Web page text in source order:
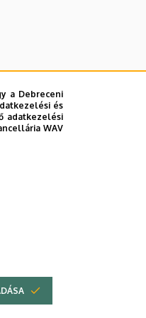
a Debreceni
és
adatkezelési
WAV